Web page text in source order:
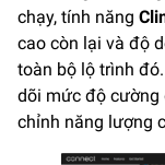
chạy, tính năng
cao còn lại và độ
toàn bộ lộ trình
dõi mức độ cường
chỉnh năng lượng